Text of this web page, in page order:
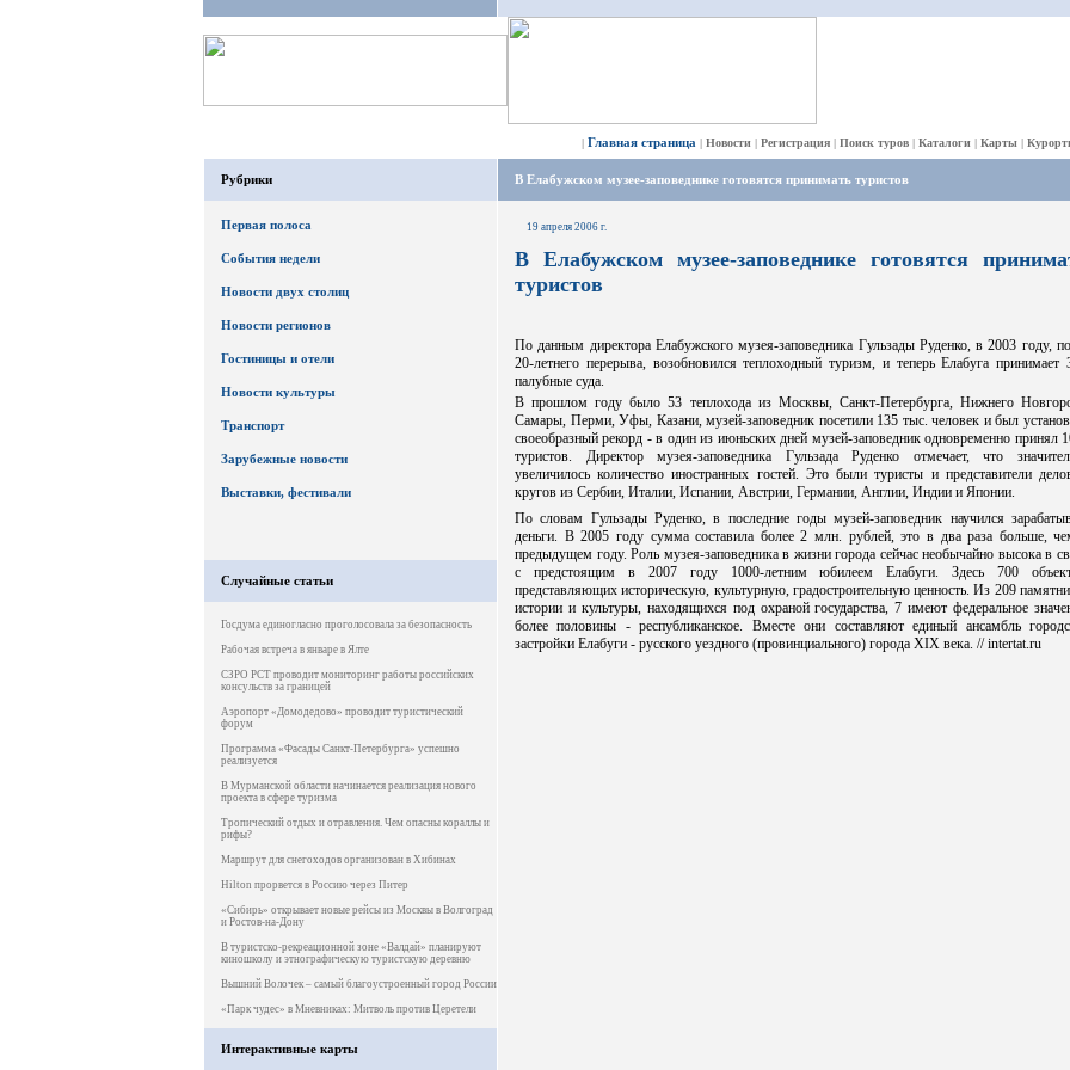
| Главная страница | Новости | Регистрация | Поиск туров | Каталоги | Карты |
Рубрики
Первая полоса
События недели
Новости двух столиц
Новости регионов
Гостиницы и отели
Новости культуры
Транспорт
Зарубежные новости
Выставки, фестивали
Случайные статьи
Госдума единогласно проголосовала за безопасность
Рабочая встреча в январе в Ялте
СЗРО РСТ проводит мониторинг работы российских
консульств за границей
Аэропорт «Домодедово» проводит туристический
форум
Программа «Фасады Санкт-Петербурга» успешно
реализуется
В Мурманской области начинается реализация нового
проекта в сфере туризма
Тропический отдых и отравления. Чем опасны кораллы и
рифы?
Маршрут для снегоходов организован в Хибинах
Hilton прорвется в Россию через Питер
«Сибирь» открывает новые рейсы из Москвы в Волгоград
и Ростов-на-Дону
В туристско-рекреационной зоне «Валдай» планируют
киношколу и этнографическую туристскую деревню
Вышний Волочек – самый благоустроенный город России
«Парк чудес» в Мневниках: Митволь против Церетели
Интерактивные карты
В Елабужском музее-заповеднике готовятся принимать туристов
19 апреля 2006 г.
В Елабужском музее-заповеднике готовятся
туристов
По данным директора Елабужского музея-заповедника Гульзады Руденко, в 2003 году,
20-летнего перерыва, возобновился теплоходный туризм, и теперь Елабуга принимает
палубные суда.
В прошлом году было 53 теплохода из Москвы, Санкт-Петербурга, Нижнего
Самары, Перми, Уфы, Казани, музей-заповедник посетили 135 тыс. человек и был
своеобразный рекорд - в один из июньских дней музей-заповедник одновременно принял
туристов. Директор музея-заповедника Гульзада Руденко отмечает, что
увеличилось количество иностранных гостей. Это были туристы и представители
кругов из Сербии, Италии, Испании, Австрии, Германии, Англии, Индии и Японии.
По словам Гульзады Руденко, в последние годы музей-заповедник научился
деньги. В 2005 году сумма составила более 2 млн. рублей, это в два раза больше,
предыдущем году. Роль музея-заповедника в жизни города сейчас необычайно высока в
с предстоящим в 2007 году 1000-летним юбилеем Елабуги. Здесь 700
представляющих историческую, культурную, градостроительную ценность. Из 209
истории и культуры, находящихся под охраной государства, 7 имеют федеральное
более половины - республиканское. Вместе они составляют единый ансамбль
застройки Елабуги - русского уездного (провинциального) города ХIХ века. // intertat.ru